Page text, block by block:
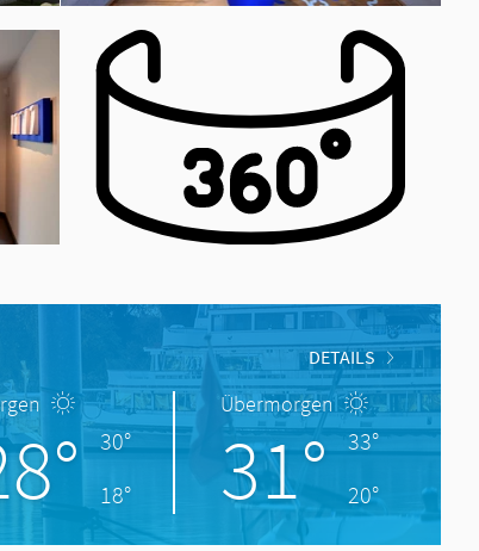
DETAILS
30°
18°
Übermorgen
31°
33°
20°